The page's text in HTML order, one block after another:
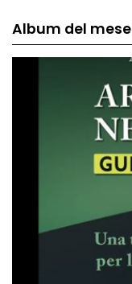
Album del mese